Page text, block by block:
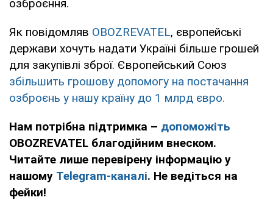
озброєння.
Як повідомляв OBOZREVATEL, європейські
держави хочуть надати Україні більше грошей
для закупівлі зброї. Європейський Союз
збільшить грошову допомогу на постачання
озброєнь у нашу країну до 1 млрд євро.
Нам потрібна підтримка – допоможіть
OBOZREVATEL благодійним внеском.
Читайте лише перевірену інформацію у
нашому Telegram-каналі. Не ведіться на
фейки!